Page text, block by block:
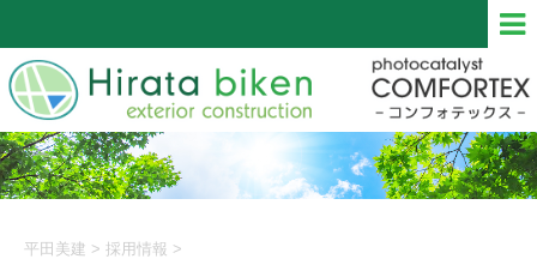
平田美建 > 採用情報 >